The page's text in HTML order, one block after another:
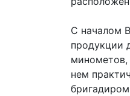
С началом
продукции
минометов,
нем